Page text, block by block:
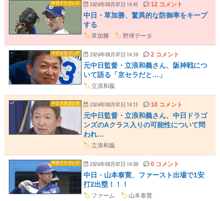
中日ドラゴンズ 2026年08月07日 14:45 12 コメント
中日・草加勝、驚異的な防御率をキープ
する
🏷️草加勝 🏷️野球データ
中日ドラゴンズ 2026年08月07日 14:30 2 コメント
元中日監督・立浪和義さん、阪神戦につ
いて語る「京セラだと…」
🏷️ 立浪和義
中日ドラゴンズ 2026年08月07日 14:15 10 コメント
元中日監督・立浪和義さん、中日ドラゴ
ンズのAクラス入りの可能性について問
われ…
🏷️ 立浪和義
中日ドラゴンズ 2026年08月07日 14:00 0 コメント
中日・山本泰寛、ファースト出場で1安
打2出塁！！！
🏷️ ファーム 🏷️ 山本泰寛